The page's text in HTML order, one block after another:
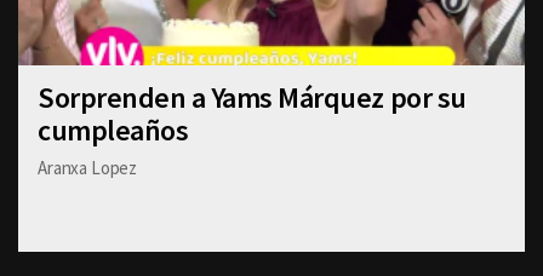
Sorprenden a Yams Márquez por su
cumpleaños
Aranxa Lopez